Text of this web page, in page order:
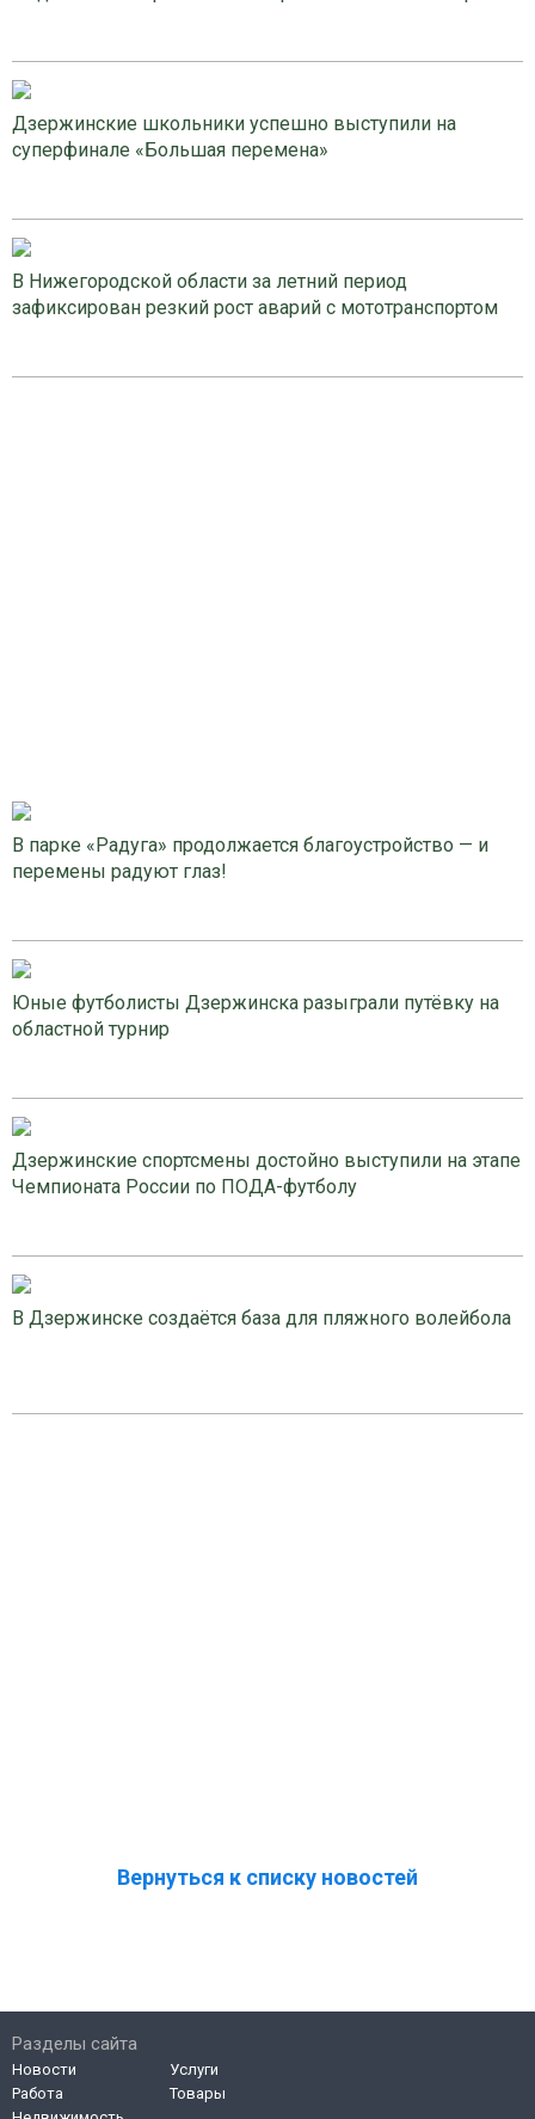
Дзержинские школьники успешно выступили на
суперфинале «Большая перемена»
В Нижегородской области за летний период
зафиксирован резкий рост аварий с мототранспортом
В парке «Радуга» продолжается благоустройство — и
перемены радуют глаз!
Юные футболисты Дзержинска разыграли путёвку на
областной турнир
Дзержинские спортсмены достойно выступили на этапе
Чемпионата России по ПОДА-футболу
В Дзержинске создаётся база для пляжного волейбола
Вернуться к списку новостей
Разделы сайта
Новости
Работа
Услуги
Товары